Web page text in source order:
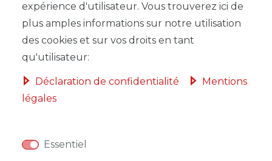
DANS LE PANIER
expérience d'utilisateur. Vous trouverez ici de
plus amples informations sur notre utilisation
des cookies et sur vos droits en tant
qu'utilisateur:
Déclaration de confidentialité
Mentions
légales
Essentiel